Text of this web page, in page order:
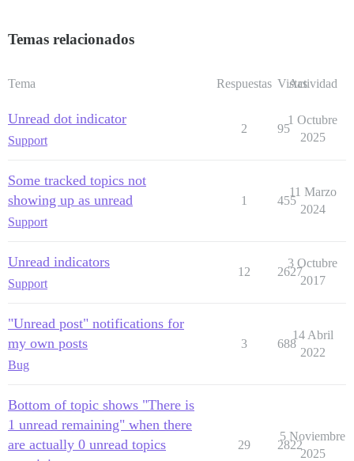
Temas relacionados
Tema Respuestas Vistas
Actividad
Unread dot indicator
Support
2 95
1 Octubre
2025
Some tracked topics not
showing up as unread
Support
1 455
11 Marzo
2024
Unread indicators
Support
12 2627
3 Octubre
2017
"Unread post" notifications for
my own posts
Bug
3 688
14 Abril
2022
Bottom of topic shows "There is
1 unread remaining" when there
are actually 0 unread topics
29 2822
5 Noviembre
2025